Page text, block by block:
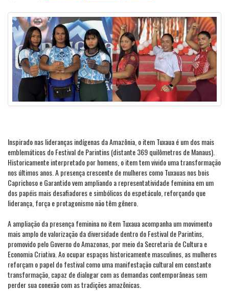
Inspirado nas lideranças indígenas da Amazônia, o item Tuxaua é um dos mais
emblemáticos do Festival de Parintins (distante 369 quilômetros de Manaus).
Historicamente interpretado por homens, o item tem vivido uma transformação
nos últimos anos. A presença crescente de mulheres como Tuxauas nos bois
Caprichoso e Garantido vem ampliando a representatividade feminina em um
dos papéis mais desafiadores e simbólicos do espetáculo, reforçando que
liderança, força e protagonismo não têm gênero.
A ampliação da presença feminina no item Tuxaua acompanha um movimento
mais amplo de valorização da diversidade dentro do Festival de Parintins,
promovido pelo Governo do Amazonas, por meio da Secretaria de Cultura e
Economia Criativa. Ao ocupar espaços historicamente masculinos, as mulheres
reforçam o papel do festival como uma manifestação cultural em constante
transformação, capaz de dialogar com as demandas contemporâneas sem
perder sua conexão com as tradições amazônicas.